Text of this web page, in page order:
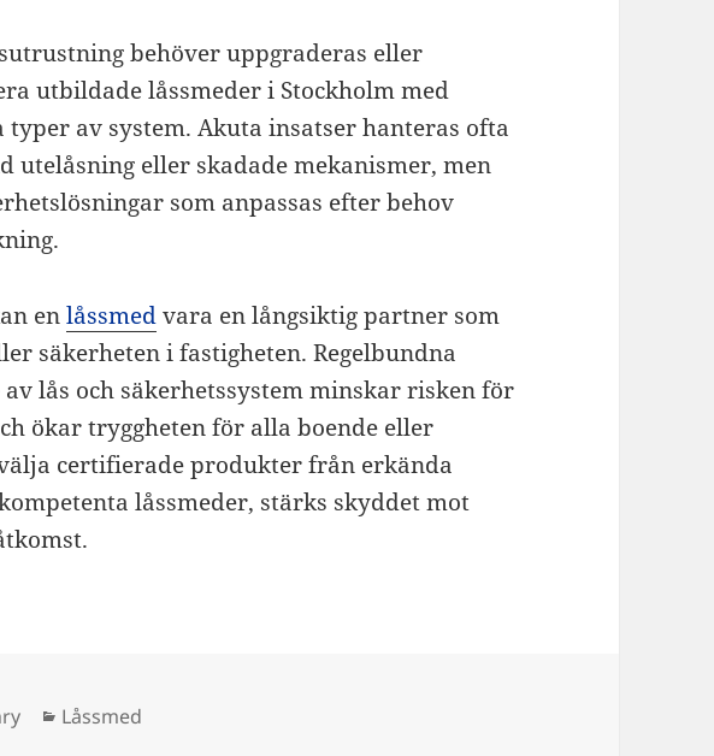
behöver uppgraderas eller
utbildade låssmeder i Stockholm med
av system. Akuta insatser hanteras ofta
utelåsning eller skadade mekanismer, men
som anpassas efter behov
enlåssmedvara en långsiktig partner som
säkerheten i fastigheten. Regelbundna
lås och säkerhetssystem minskar risken för
ökar tryggheten för alla boende eller
certifierade produkter från erkända
låssmeder, stärks skyddet mot
Kategorier
Låssmed